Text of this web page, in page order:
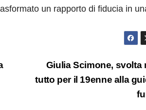
un rapporto di fiducia in
Giulia Scimone, svolta
tutto per il 19enne alla